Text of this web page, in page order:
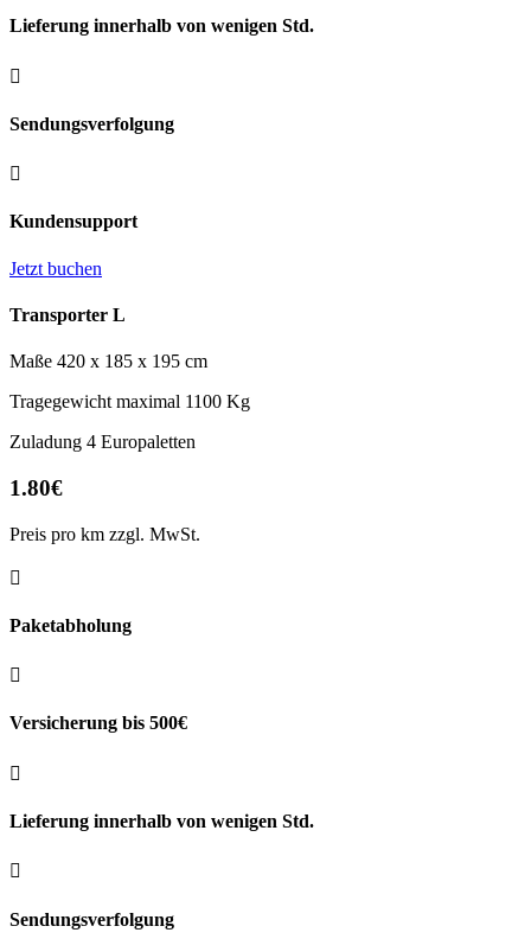
Lieferung innerhalb von wenigen Std.

Sendungsverfolgung

Kundensupport
Jetzt buchen
Transporter L
Maße 420 x 185 x 195 cm
Tragegewicht maximal 1100 Kg
Zuladung 4 Europaletten
1.80€
Preis pro km zzgl. MwSt.

Paketabholung

Versicherung bis 500€

Lieferung innerhalb von wenigen Std.

Sendungsverfolgung